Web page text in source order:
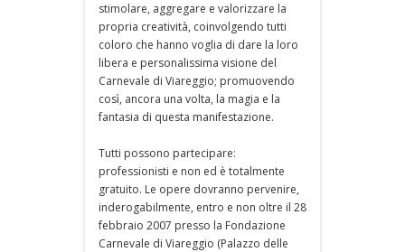
stimolare, aggregare e valorizzare la
propria creatività, coinvolgendo tutti
coloro che hanno voglia di dare la loro
libera e personalissima visione del
Carnevale di Viareggio; promuovendo
così, ancora una volta, la magia e la
fantasia di questa manifestazione.
Tutti possono partecipare:
professionisti e non ed è totalmente
gratuito. Le opere dovranno pervenire,
inderogabilmente, entro e non oltre il 28
febbraio 2007 presso la Fondazione
Carnevale di Viareggio (Palazzo delle